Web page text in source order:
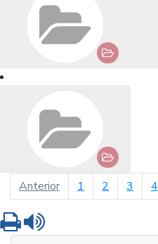
Anteriorpágina anterior
1 2 3 4
Imprimir